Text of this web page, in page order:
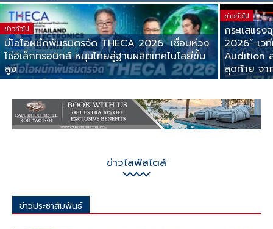
ข่าวทั่วไป
บีโอไอผนึกพันธมิตรจัด THECA 2026 เชื่อมห่วง
โซ่อิเล็กทรอนิกส์ หนุนไทยสู่ฐานผลิตเทคโนโลยีขั้น
สูง
ข่าวทั่วไป
กระแสแรง
2026” เว
Audition
สุดท้าย จ
ข่าวไลฟ์สไตล์
ข่าวประชาสัมพันธ์